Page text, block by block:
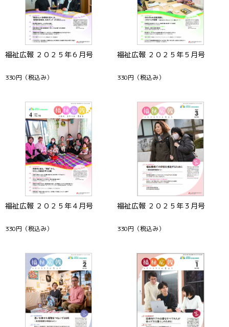
福祉広報 ２０２５年６月号
330円 （税込み）
福祉広報 ２０２５年５月号
330円 （税込み）
福祉広報 ２０２５年４月号
330円 （税込み）
福祉広報 ２０２５年３月号
330円 （税込み）